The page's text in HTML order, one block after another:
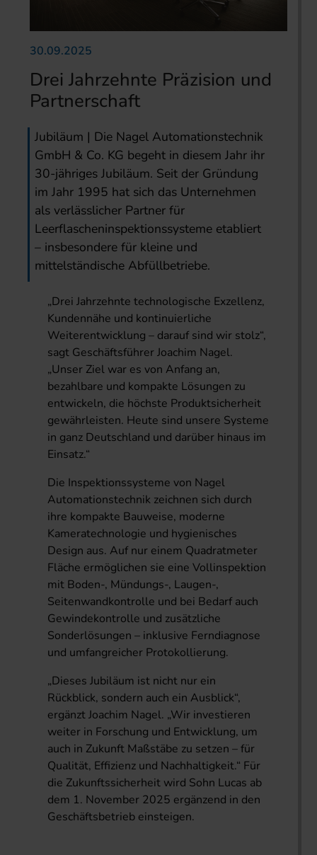
30.09.2025
Drei Jahrzehnte Präzision und
Partnerschaft
Jubiläum | Die Nagel Automationstechnik
GmbH & Co. KG begeht in diesem Jahr ihr
30-jähriges Jubiläum. Seit der Gründung
im Jahr 1995 hat sich das Unternehmen
als verlässlicher Partner für
Leerflascheninspektionssysteme etabliert
– insbesondere für kleine und
mittelständische Abfüllbetriebe.
„Drei Jahrzehnte technologische Exzellenz,
Kundennähe und kontinuierliche
Weiterentwicklung – darauf sind wir stolz“,
sagt Geschäftsführer Joachim Nagel.
„Unser Ziel war es von Anfang an,
bezahlbare und kompakte Lösungen zu
entwickeln, die höchste Produktsicherheit
gewährleisten. Heute sind unsere Systeme
in ganz Deutschland und darüber hinaus im
Einsatz.“
Die Inspektionssysteme von Nagel
Automationstechnik zeichnen sich durch
ihre kompakte Bauweise, moderne
Kameratechnologie und hygienisches
Design aus. Auf nur einem Quadratmeter
Fläche ermöglichen sie eine Vollinspektion
mit Boden-, Mündungs-, Laugen-,
Seitenwandkontrolle und bei Bedarf auch
Gewindekontrolle und zusätzliche
Sonderlösungen – inklusive Ferndiagnose
und umfangreicher Protokollierung.
„Dieses Jubiläum ist nicht nur ein
Rückblick, sondern auch ein Ausblick“,
ergänzt Joachim Nagel. „Wir investieren
weiter in Forschung und Entwicklung, um
auch in Zukunft Maßstäbe zu setzen – für
Qualität, Effizienz und Nachhaltigkeit.“ Für
die Zukunftssicherheit wird Sohn Lucas ab
dem 1. November 2025 ergänzend in den
Geschäftsbetrieb einsteigen.